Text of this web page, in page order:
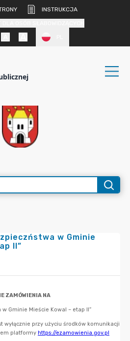
INSTRUKCJA
w Gminie
II”